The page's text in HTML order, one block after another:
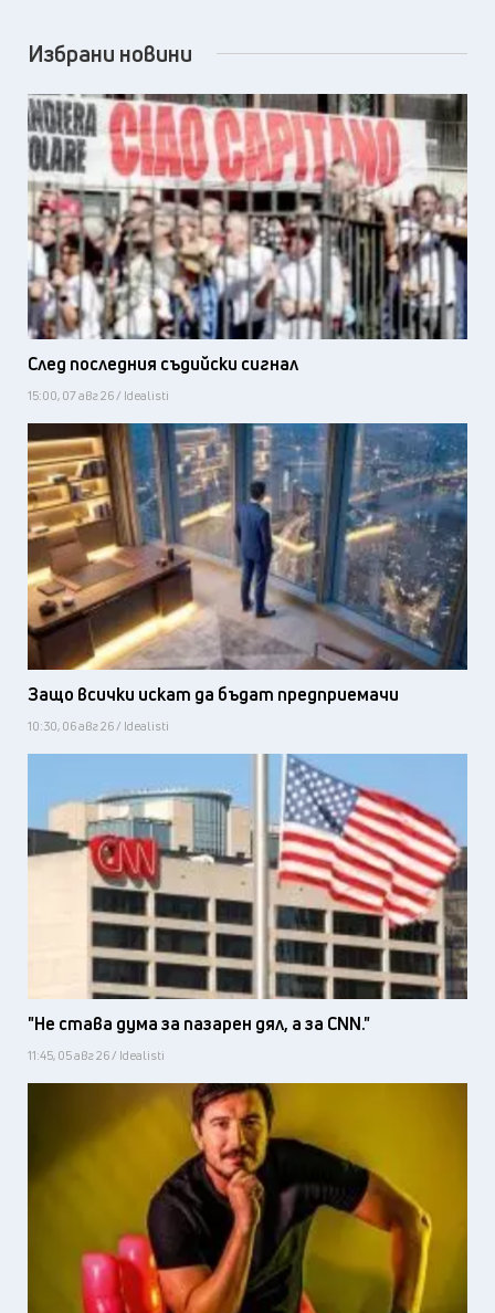
Избрани новини
След последния съдийски сигнал
15:00, 07 авг 26 / Idealisti
Защо всички искат да бъдат предприемачи
10:30, 06 авг 26 / Idealisti
"Не става дума за пазарен дял, а за CNN."
11:45, 05 авг 26 / Idealisti